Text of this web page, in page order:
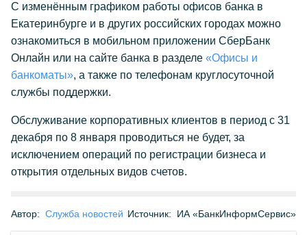
С изменённым графиком работы офисов банка в
Екатеринбурге и в других российских городах можно
ознакомиться в мобильном приложении СберБанк
Онлайн или на сайте банка в разделе «Офисы и
банкоматы», а также по телефонам круглосуточной
службы поддержки.
Обслуживание корпоративных клиентов в период с 31
декабря по 8 января проводиться не будет, за
исключением операций по регистрации бизнеса и
открытия отдельных видов счетов.
Автор: Служба новостей Источник: ИА «БанкИнформСервис»